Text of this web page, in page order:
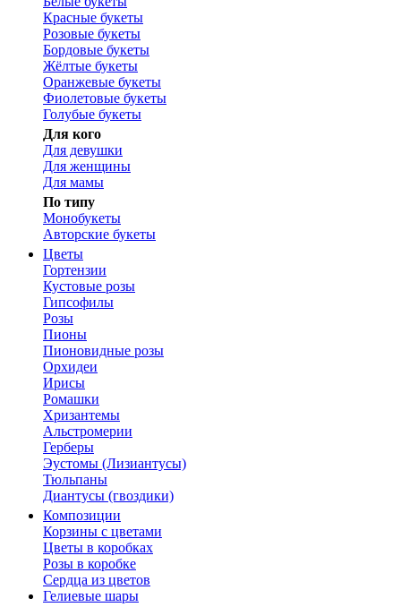
Красные букеты
Розовые букеты
Бордовые букеты
Жёлтые букеты
Оранжевые букеты
Фиолетовые букеты
Голубые букеты
Для кого
Для девушки
Для женщины
Для мамы
По типу
Монобукеты
Авторские букеты
Цветы
Гортензии
Кустовые розы
Гипсофилы
Розы
Пионы
Пионовидные розы
Орхидеи
Ирисы
Ромашки
Хризантемы
Альстромерии
Герберы
Эустомы (Лизиантусы)
Тюльпаны
Диантусы (гвоздики)
Композиции
Корзины с цветами
Цветы в коробках
Розы в коробке
Сердца из цветов
Гелиевые шары